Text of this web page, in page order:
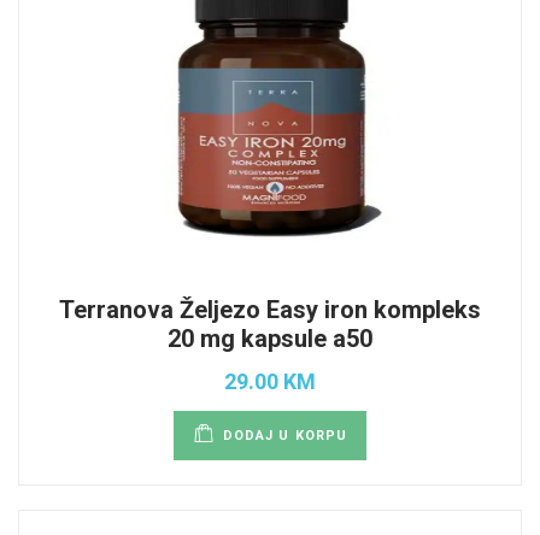
Terranova Željezo Easy iron kompleks
20 mg kapsule a50
29.00 KM
DODAJ U KORPU